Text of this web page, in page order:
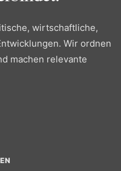
wirtschaftliche,
Wir ordnen
machen relevante